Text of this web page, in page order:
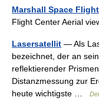
Marshall Space
Flight Center Aerial
Lasersatellit — Als
bezeichnet, der an
reflektierender
Distanzmessung zur
heute wichtigste …